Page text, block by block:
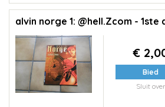
alvin norge 1: @hell.Zcom - 1ste
€
Bied
Sluit over